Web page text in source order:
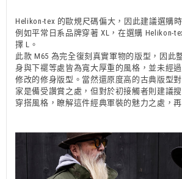
Helikon-tex 的歐規尺碼偏大，因此建議選購
例如平常日系品牌穿著 XL，在選購 Helikon-
擇 L。
此款 M65 為完全復刻真實軍物的版型，因此
身與下襬等處皆為寬大厚重的風格，並未經
修改的修身版型。當然還原度高的古典版型
家是備受讚賞之處，但對於初接觸者則建議
穿搭風格，瞭解這件經典軍裝的魅力之處，再